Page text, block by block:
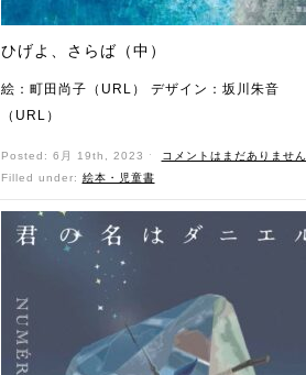
ひげよ、さらば（中）
絵：町田尚子（URL） デザイン：坂川朱音
（URL）
Posted: 6月 19th, 2023 ˑ
コメントはまだありません
Filled under: 絵本・児童書